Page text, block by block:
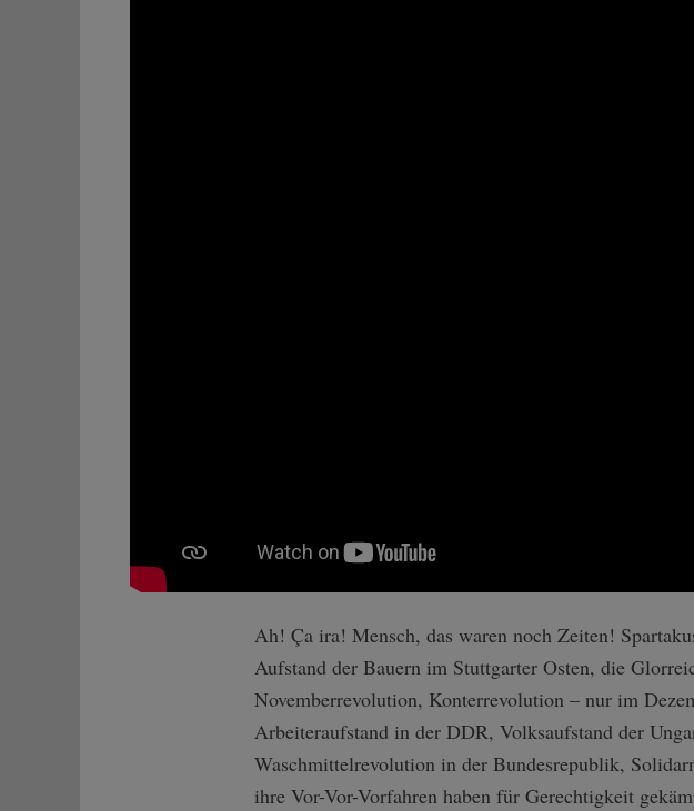
Ah! Ça ira! Mensch, das waren noch Zeiten!
Aufstand der Bauern im Stuttgarter Osten, die
Novemberrevolution, Konterrevolution – nur im
Arbeiteraufstand in der DDR, Volksaufstand der
Waschmittelrevolution in der Bundesrepublik,
ihre Vor-Vor-Vorfahren haben für Gerechtigkeit